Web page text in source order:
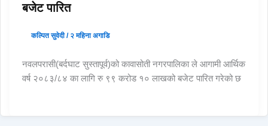
बजेट पारित
कल्पित सुवेदी/ २ महिना अगाडि
नवलपरासी(बर्दघाट सुस्तापूर्व)को कावासोती नगरपालिका ले आगामी आर्थिक
वर्ष २०८३/८४ का लागि रु ९९ करोड १० लाखको बजेट पारित गरेको छ